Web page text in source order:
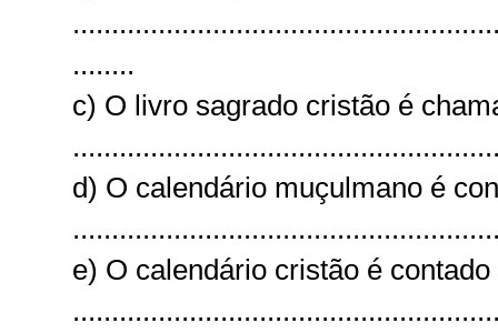
........
c) O livro sagrado cristão é
d) O calendário muçulmano é
e) O calendário cristão é